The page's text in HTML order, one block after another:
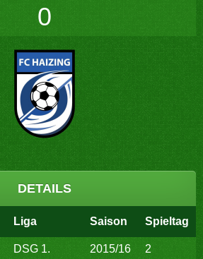
0
DETAILS
Liga Saison Spieltag
DSG 1.
2015/16 2